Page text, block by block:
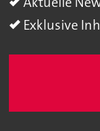
Exklusive